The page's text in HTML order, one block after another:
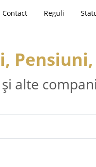
Contact Reguli
și alte